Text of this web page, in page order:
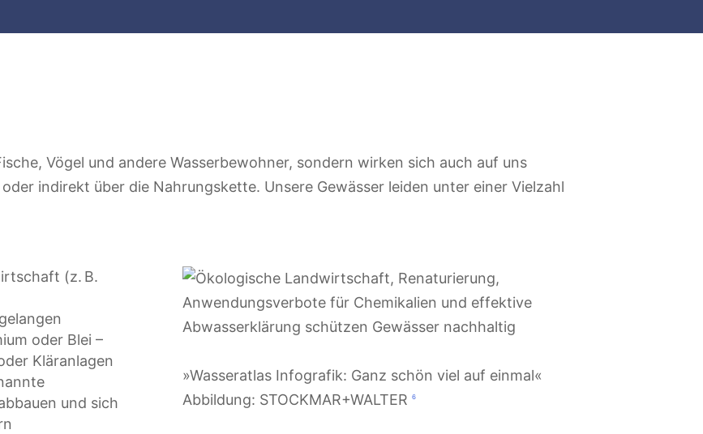
Vögel und andere Wasserbewohner, sondern wirken sich auch auf uns
indirekt über die Nahrungskette. Unsere Gewässer leiden unter einer Vielzahl
(z. B.
oder Blei –
Kläranlagen
und sich
»Wasseratlas Infografik: Ganz schön viel auf einmal«
Abbildung: STOCKMAR+WALTER 6